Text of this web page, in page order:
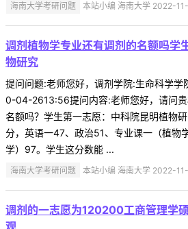
海南大学考研问题 本站小编 海南大学 2022-
调剂植物学专业还有调剂的名额吗学
物研究
提问问题:老师您好，调剂学院:生命科学
0-04-2613:56提问内容:老师您好，请问
名额吗？学生第一志愿：中科院昆明植物
分，英语一47、政治51、专业课一（植物
学）97。学生这分数能 ...
海南大学考研问题 本站小编 海南大学 2022-
调剂的一志愿为120200工商管理学
观